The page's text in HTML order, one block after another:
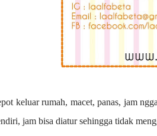
keluar rumah, macet, panas, jam
jam bisa diatur sehingga tidak